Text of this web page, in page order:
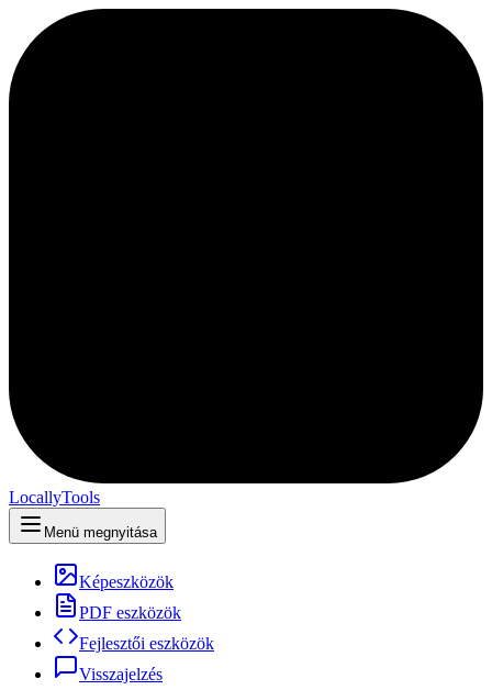
LocallyTools
Menü megnyitása
Képeszközök
PDF eszközök
Fejlesztői eszközök
Visszajelzés